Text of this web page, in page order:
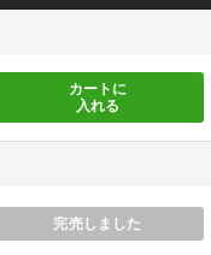
カートに
入れる
完売しました